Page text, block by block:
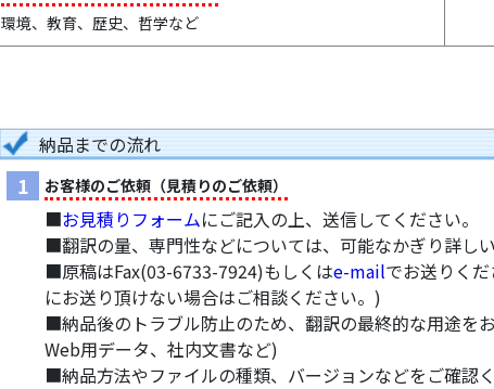
環境、教育、歴史、哲学など
納品までの流れ
1 お客様のご依頼（見積りのご依頼）
■お見積りフォームにご記入の上、送信してください。
■翻訳の量、専門性などについては、可能なかぎり詳し
■原稿はFax(03-6733-7924)もしくはe-mailでお送りく
にお送り頂けない場合はご相談ください。)
■納品後のトラブル防止のため、翻訳の最終的な用途を
Web用データ、社内文書など)
■納品方法やファイルの種類、バージョンなどをご確認く